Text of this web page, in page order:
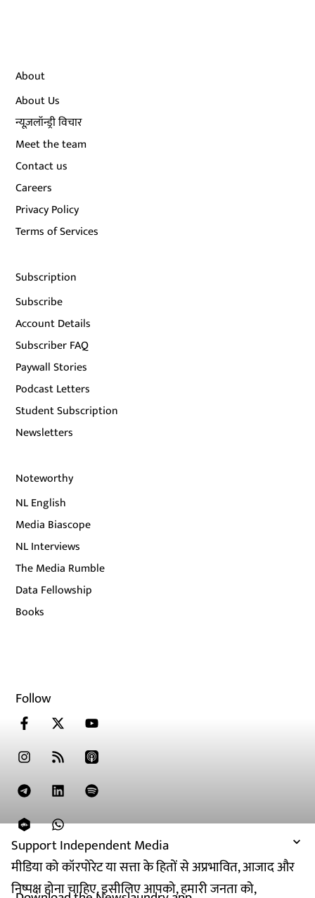
Support Independent Media
मीडिया को कॉरपोरेट या सत्ता के हितों से अप्रभावित, आजाद और
निष्पक्ष होना चाहिए. इसीलिए आपको, हमारी जनता को,
About
About Us
न्यूज़लॉन्ड्री विचार
Meet the team
Contact us
Careers
Privacy Policy
Terms of Services
Subscription
Subscribe
Account Details
Subscriber FAQ
Paywall Stories
Podcast Letters
Student Subscription
Newsletters
Noteworthy
NL English
Media Biascope
NL Interviews
The Media Rumble
Data Fellowship
Books
Follow